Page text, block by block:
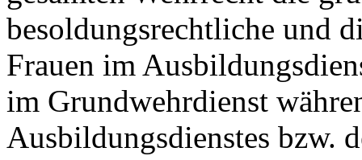
besoldungsrechtliche und
Frauen im
im Grundwehrdienst
Ausbildungsdienstes bzw.